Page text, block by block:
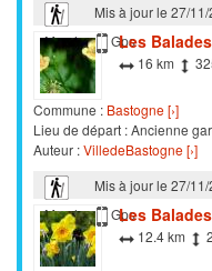
Mis à jour le 27/11/
Marche
Gps
Les
16 km
Commune : Bastogne [›]
Lieu de départ : Ancienne
Auteur :VilledeBastogne [›]
Mis à jour le 27/11/
Marche
Gps
Les
12.4 km